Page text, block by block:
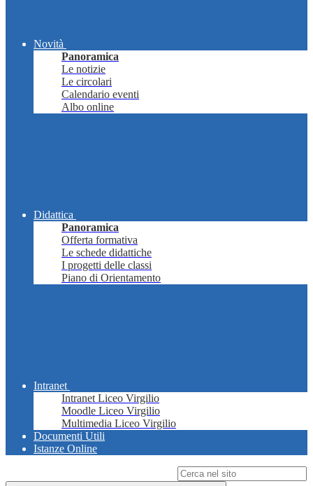
Novità
Panoramica
Le notizie
Le circolari
Calendario eventi
Albo online
Didattica
Panoramica
Offerta formativa
Le schede didattiche
I progetti delle classi
Piano di Orientamento
Intranet
Intranet Liceo Virgilio
Moodle Liceo Virgilio
Multimedia Liceo Virgilio
Documenti Utili
Istanze Online